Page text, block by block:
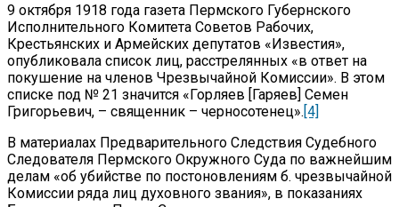
9 октября 1918 года газета Пермского Губернского
Исполнительного Комитета Советов Рабочих,
Крестьянских и Армейских депутатов «Известия»,
опубликовала список лиц, расстрелянных «в ответ на
покушение на членов Чрезвычайной Комиссии». В этом
списке под № 21 значится «Горляев [Гаряев] Семен
Григорьевич, – священник – черносотенец».[4]
В материалах Предварительного Следствия Судебного
Следователя Пермского Окружного Суда по важнейшим
делам «об убийстве по постоновлениям б. чрезвычайной
Комиссии ряда лиц духовного звания», в показаниях